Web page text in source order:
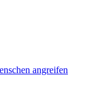
angreifen